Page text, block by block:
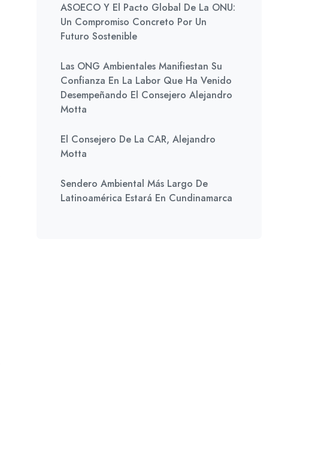
ASOECO Y El Pacto Global De La ONU:
Un Compromiso Concreto Por Un
Futuro Sostenible
Las ONG Ambientales Manifiestan Su
Confianza En La Labor Que Ha Venido
Desempeñando El Consejero Alejandro
Motta
El Consejero De La CAR, Alejandro
Motta
Sendero Ambiental Más Largo De
Latinoamérica Estará En Cundinamarca